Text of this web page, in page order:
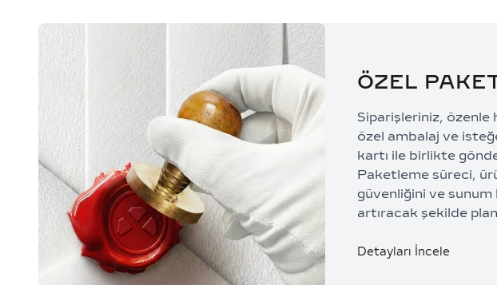
ÖZEL
Siparişleriniz, özenle
özel ambalaj ve
kartı ile birlikte
Paketleme süreci,
güvenliğini ve
artıracak şekilde
Detayları İncele